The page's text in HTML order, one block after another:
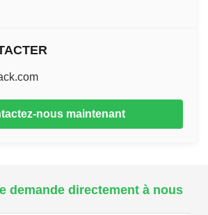
nous maintenant
demande directement à nous